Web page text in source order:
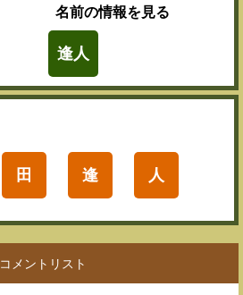
名前の情報を見る
逢人
田 逢 人
コメントリスト